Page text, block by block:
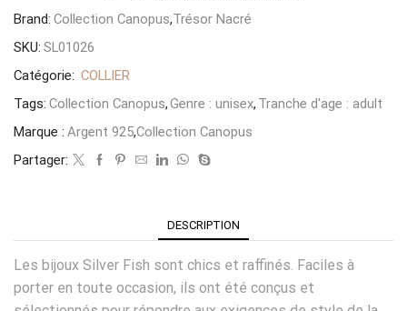
Brand: Collection Canopus,Trésor Nacré
SKU: SL01026
Catégorie: COLLIER
Tags: Collection Canopus,Genre : unisex, Tranche d'age : adult
Marque : Argent 925,Collection Canopus
Partager:
DESCRIPTION
Les bijoux Silver Fish sont chics et raffinés. Faciles à
porter en toute occasion, ils ont été conçus et